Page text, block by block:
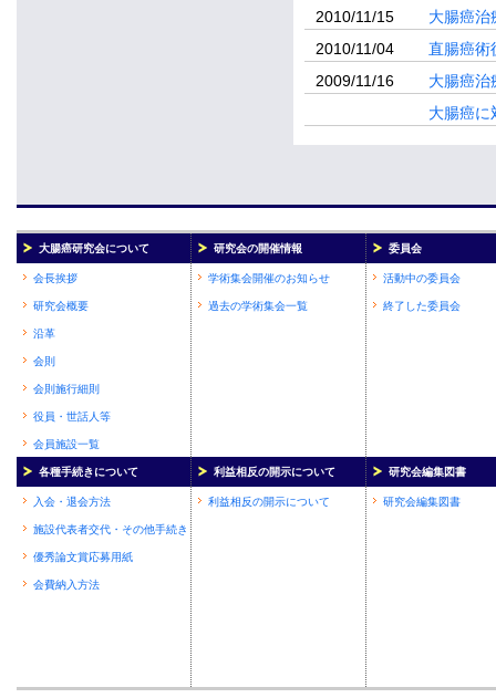
2010/11/15
大腸癌治
2010/11/04
直腸癌術
2009/11/16
大腸癌治
大腸癌に
大腸癌研究会について 研究会の開催情報 委員会
会長挨拶
研究会概要
沿革
会則
会則施行細則
役員・世話人等
会員施設一覧
学術集会開催のお知らせ
過去の学術集会一覧
活動中の委員会
終了した委員会
各種手続きについて 利益相反の開示について 研究会編集図書
入会・退会方法
施設代表者交代・その他手続き
優秀論文賞応募用紙
会費納入方法
利益相反の開示について 研究会編集図書